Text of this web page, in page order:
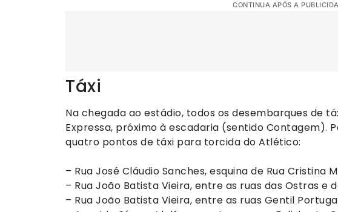
CONTINUA APÓS A
Táxi
Na chegada ao estádio, todos os desembarques de
Expressa, próximo à escadaria (sentido Contagem).
quatro pontos de táxi para torcida do Atlético:
– Rua José Cláudio Sanches, esquina de Rua Cristina
– Rua João Batista Vieira, entre as ruas das Ostras e
– Rua João Batista Vieira, entre as ruas Gentil